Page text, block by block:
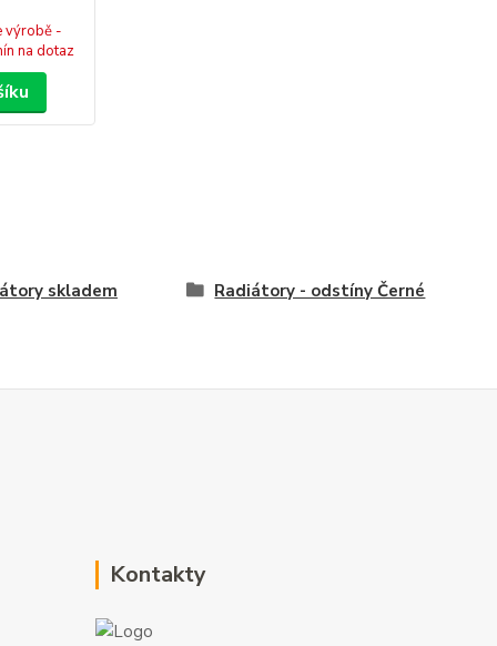
výrobě -
na dotaz
skladem Radiátory - odstíny Černé
Kontakty